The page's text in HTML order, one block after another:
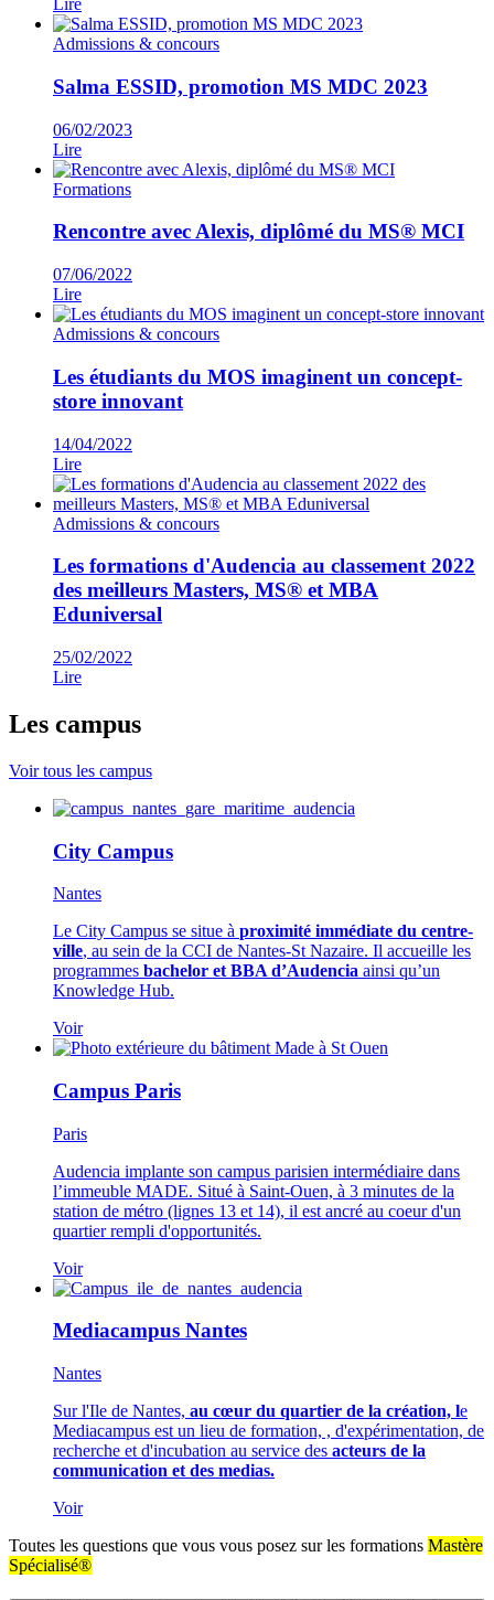
Lire
Admissions & concours
Salma ESSID, promotion MS MDC 2023
06/02/2023
Lire
Formations
Rencontre avec Alexis, diplômé du MS® MCI
07/06/2022
Lire
Admissions & concours
Les étudiants du MOS imaginent un concept-
store innovant
14/04/2022
Lire
Admissions & concours
Les formations d'Audencia au classement 2022
des meilleurs Masters, MS® et MBA
Eduniversal
25/02/2022
Lire
Les campus
Voir tous les campus
City Campus
Nantes
Le City Campus se situe à proximité immédiate du centre-
ville, au sein de la CCI de Nantes-St Nazaire. Il accueille les
programmes bachelor et BBA d’Audencia ainsi qu’un
Knowledge Hub.
Voir
Campus Paris
Paris
Audencia implante son campus parisien intermédiaire dans
l’immeuble MADE. Situé à Saint-Ouen, à 3 minutes de la
station de métro (lignes 13 et 14), il est ancré au coeur d'un
quartier rempli d'opportunités.
Voir
Mediacampus Nantes
Nantes
Sur l'Ile de Nantes, au cœur du quartier de la création, le
Mediacampus est un lieu de formation, , d'expérimentation, de
recherche et d'incubation au service des acteurs de la
communication et des medias.
Voir
Toutes les questions que vous vous posez sur les formations Mastère
Spécialisé®